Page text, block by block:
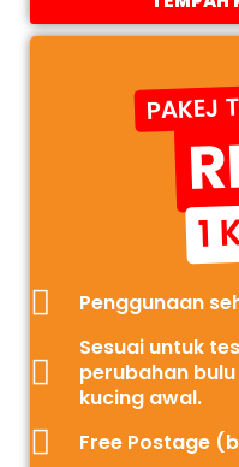
PAKEJ
1
Penggunaan
Sesuai untuk
perubahan
kucing awal.
Free Postage